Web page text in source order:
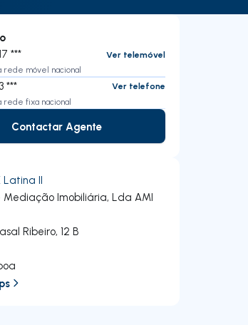
***
Ver telemóvel
rede móvel nacional
***
Ver telefone
rede fixa nacional
Contactar Agente
Contactar Agente
Latina II
Mediação Imobiliária, Lda AMI
Ribeiro, 12 B